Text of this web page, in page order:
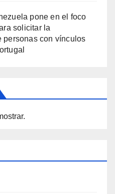
pone en el foco
solicitar la
personas con vínculos